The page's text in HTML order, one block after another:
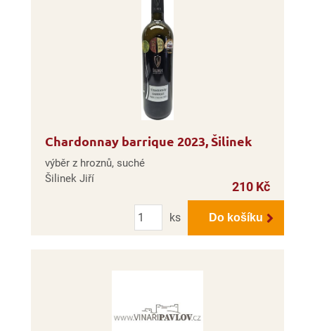
Chardonnay barrique 2023, Šilinek
výběr z hroznů, suché
Šilinek Jiří
210 Kč
Počet
ks
Do košíku